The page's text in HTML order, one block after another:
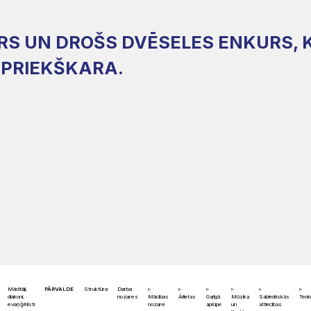
UN DROŠS DVĒSELES ENKURS,
Mācītāji,
diakoni,
evaņģēlisti
PĀRVALDE Struktūra
Darba
nozares
Mācības
nozare
Ārlietas
Garīgā
aprūpe
Mūzika
un
Sabiedriskās
attiecības